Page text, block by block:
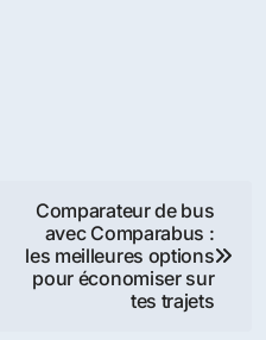
Comparateur de bus
avec Comparabus :
les meilleures options
pour économiser sur
tes trajets